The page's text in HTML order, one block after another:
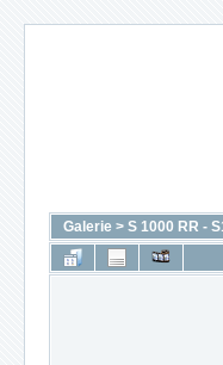
Galerie > S 1000 RR -